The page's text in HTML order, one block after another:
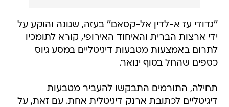
''גדודי עז א-לדין אל-קסאם'' בעזה, שגונה והוקע על
ידי ארצות הברית והאיחוד האירופי, קורא לתומכיו
לתרום באמצעות מטבעות דיגיטליים במסע גיוס
כספים שהחל בסוף ינואר.
תחילה, התורמים התבקשו להעביר מטבעות
דיגיטליים לכתובת ארנק דיגיטלית אחת. עם זאת, על